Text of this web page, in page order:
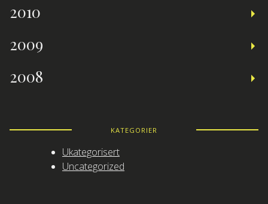
2010
2009
2008
KATEGORIER
Ukategorisert
Uncategorized